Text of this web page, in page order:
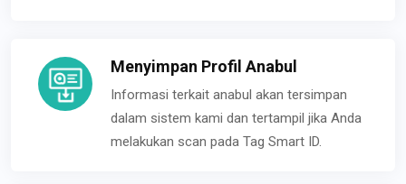
Menyimpan Profil Anabul
Informasi terkait anabul akan tersimpan
dalam sistem kami dan tertampil jika Anda
melakukan scan pada Tag Smart ID.